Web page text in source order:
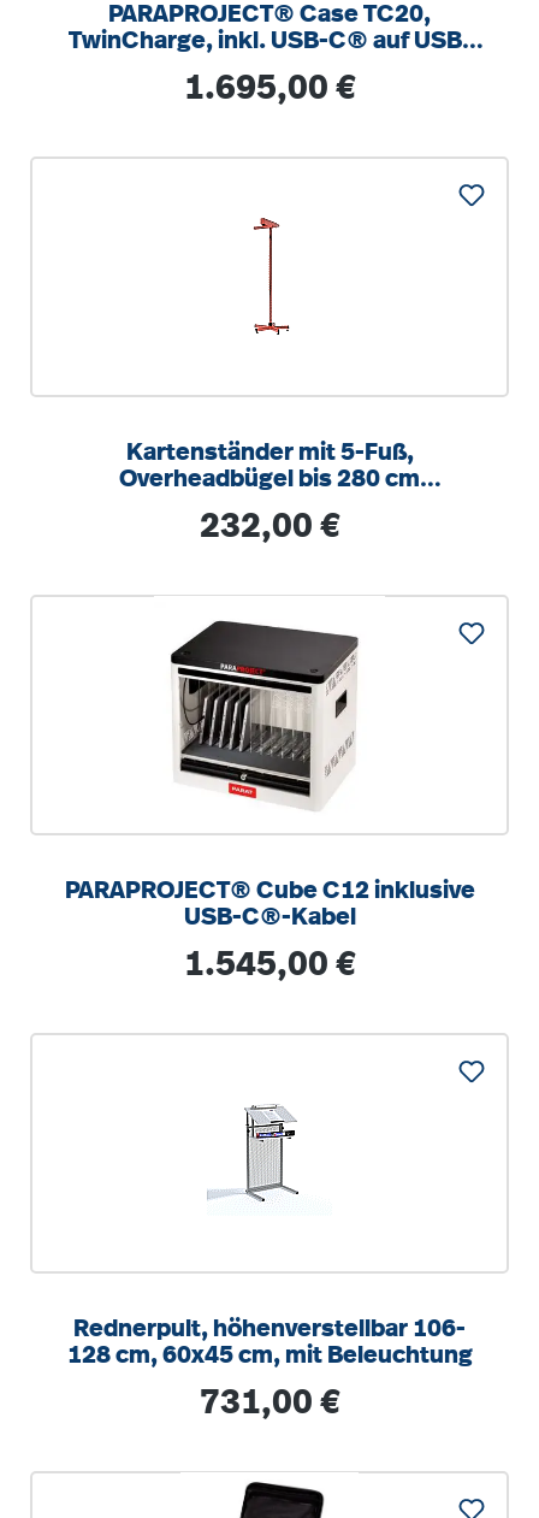
PARAPROJECT® Case TC20,
TwinCharge, inkl. USB-C® auf USB-
Regulärer Preis:
1.695,00 €
Kartenständer mit 5-Fuß,
Overheadbügel bis 280 cm
Regulärer Preis:
232,00 €
PARAPROJECT® Cube C12 inklusive
USB-C®-Kabel
Regulärer Preis:
1.545,00 €
Rednerpult, höhenverstellbar 106-
128 cm, 60x45 cm, mit Beleuchtung
Regulärer Preis:
731,00 €